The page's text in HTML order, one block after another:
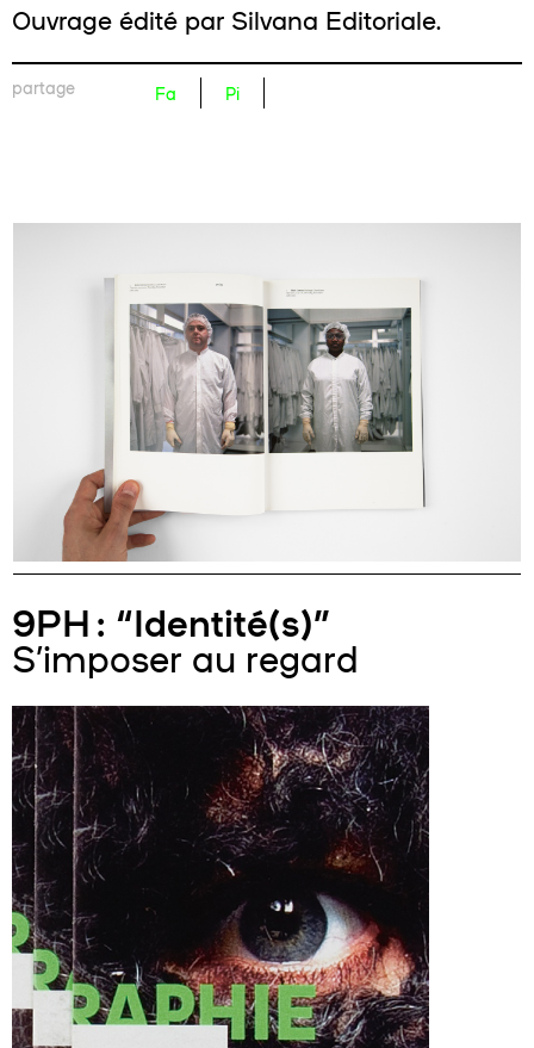
Ouvrage édité par Silvana Editoriale.
partage Fa Pi
9PH : “Identité(s)”
S’imposer au regard